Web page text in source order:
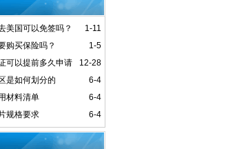
1-11
美国可以免签吗？
1-5
购买保险吗？
12-28
可以提前多久申请
6-4
是如何划分的
6-4
材料清单
6-4
规格要求